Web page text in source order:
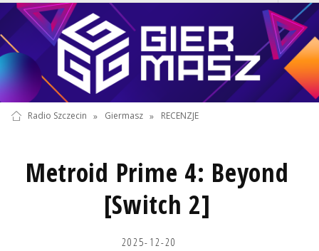
Radio Szczecin » Giermasz » RECENZJE
Metroid Prime 4: Beyond
[Switch 2]
2025-12-20